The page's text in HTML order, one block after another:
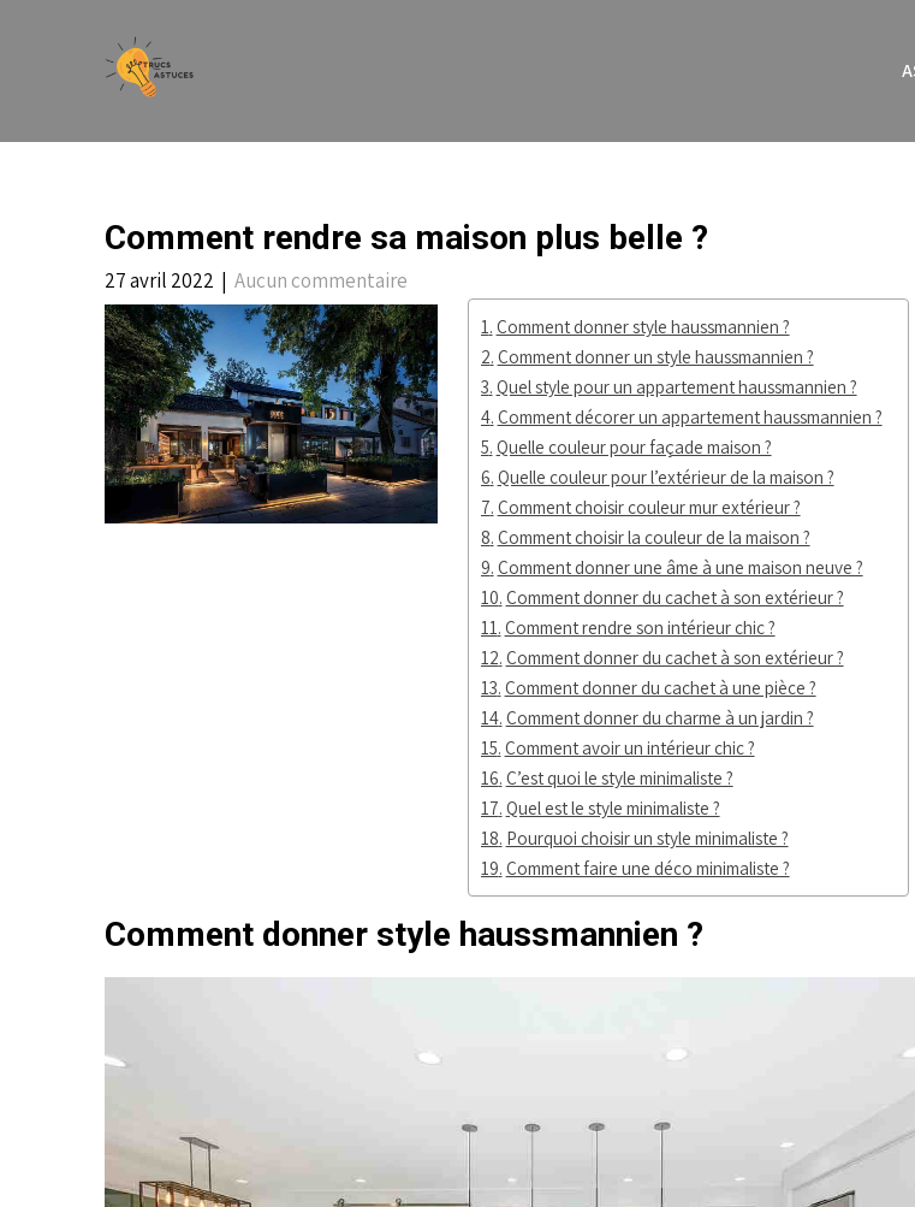
Comment rendre sa maison plus belle ?
27 avril 2022 | Aucun commentaire
Comment donner style haussmannien ?
Comment donner un style haussmannien ?
Quel style pour un appartement haussmannien ?
Comment décorer un appartement haussmannien ?
Quelle couleur pour façade maison ?
Quelle couleur pour l’extérieur de la maison ?
Comment choisir couleur mur extérieur ?
Comment choisir la couleur de la maison ?
Comment donner une âme à une maison neuve ?
Comment donner du cachet à son extérieur ?
Comment rendre son intérieur chic ?
Comment donner du cachet à son extérieur ?
Comment donner du cachet à une pièce ?
Comment donner du charme à un jardin ?
Comment avoir un intérieur chic ?
C’est quoi le style minimaliste ?
Quel est le style minimaliste ?
Pourquoi choisir un style minimaliste ?
Comment faire une déco minimaliste ?
Comment donner style haussmannien ?